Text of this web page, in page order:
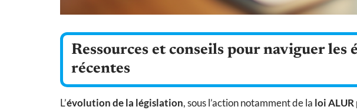
Ressources et conseils pour naviguer les
récentes
L’évolution de la législation, sous l’action notamment de la loi ALUR